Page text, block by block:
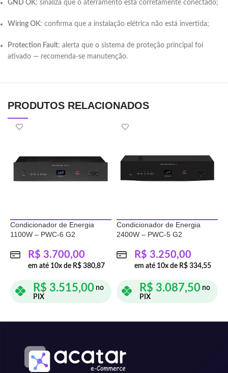
GND OK: sinaliza que o aterramento está corretamente conectado;
Wiring OK: confirma que a instalação elétrica não está invertida;
Protection Fault: alerta que o sistema de proteção principal foi
ativado — recomenda-se manutenção.
PRODUTOS RELACIONADOS
Condicionador de Energia
1100W – PWC-6 G2
R$ 3.700,00
em até 10x de R$ 380,87
R$ 3.515,00 no
PIX
Condicionador de Energia
2400W – PWC-5 G2
R$ 3.250,00
em até 10x de R$334,55
R$ 3.087,50 no
PIX